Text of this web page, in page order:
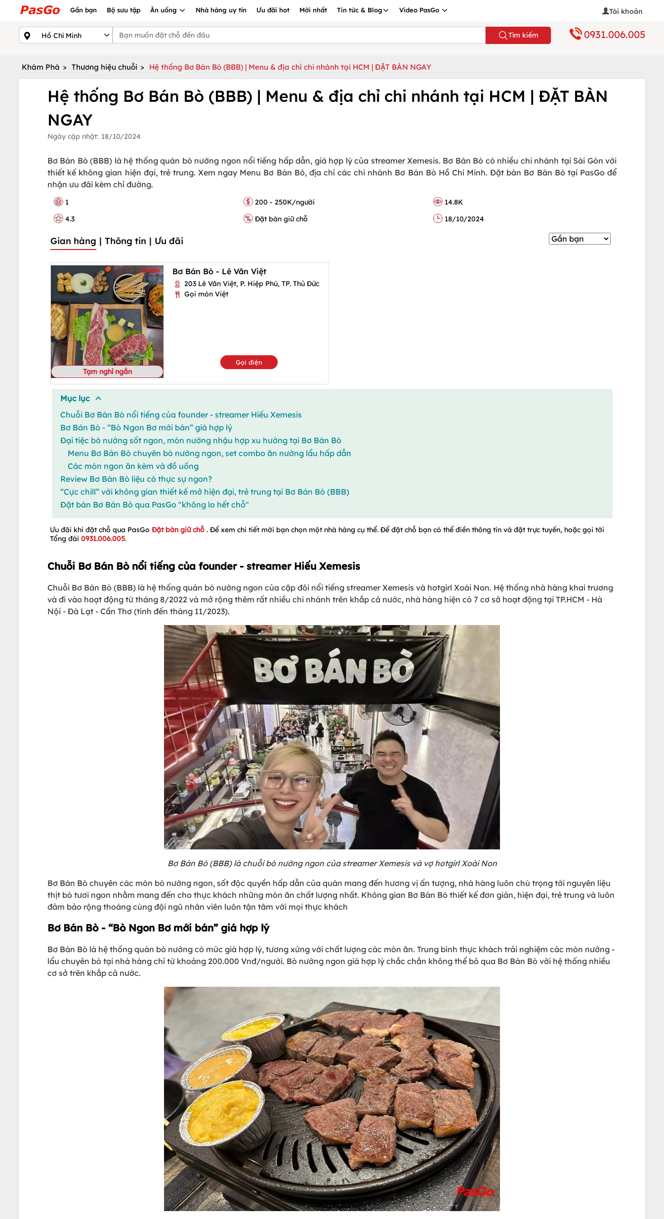
Gần bạn Bộ sưu tập Ăn uống Nhà hàng uy tín Ưu đãi hot Mới nhất Tin tức & Blog Video PasGo Tài khoản
Tìm kiếm 0931.006.005
Khám Phá > Thương hiệu chuỗi > Hệ thống Bơ Bán Bò (BBB) | Menu & địa chỉ chi nhánh tại HCM | ĐẶT BÀN NGAY
Hệ thống Bơ Bán Bò (BBB) | Menu & địa chỉ chi nhánh tại HCM | ĐẶT BÀN
NGAY
Ngày cập nhật: 18/10/2024
Bơ Bán Bò (BBB) là hệ thống quán bò nướng ngon nổi tiếng hấp dẫn, giá hợp lý của streamer Xemesis. Bơ Bán Bò có nhiều chi nhánh tại Sài Gòn với
thiết kế không gian hiện đại, trẻ trung. Xem ngay Menu Bơ Bán Bò, địa chỉ các chi nhánh Bơ Bán Bò Hồ Chí Minh. Đặt bàn Bơ Bán Bò tại PasGo để
nhận ưu đãi kèm chỉ đường.
1 200 - 250K/người
14.8K
4.3
Đặt bàn giữ chỗ 18/10/2024
Gian hàng | Thông tin | Ưu đãi
Tạm nghỉ ngắn
Bơ Bán Bò - Lê Văn Việt
203 Lê Văn Việt, P. Hiệp Phú, TP. Thủ Đức
Gọi món Việt
Gọi điện
Mục lục
Chuỗi Bơ Bán Bò nổi tiếng của founder - streamer Hiếu Xemesis
Bơ Bán Bò - “Bò Ngon Bơ mới bán” giá hợp lý
Đại tiệc bò nướng sốt ngon, món nướng nhậu hợp xu hướng tại Bơ Bán Bò
Menu Bơ Bán Bò chuyên bò nướng ngon, set combo ăn nướng lẩu hấp dẫn
Các món ngon ăn kèm và đồ uống
Review Bơ Bán Bò liệu có thực sự ngon?
“Cực chill” với không gian thiết kế mở hiện đại, trẻ trung tại Bơ Bán Bò (BBB)
Đặt bàn Bơ Bán Bò qua PasGo "không lo hết chỗ"
Ưu đãi khi đặt chỗ qua PasGo Đặt bàn giữ chỗ . Để xem chi tiết mời bạn chọn một nhà hàng cụ thể. Để đặt chỗ bạn có thể điền thông tin và đặt trực tuyến, hoặc gọi tới
Tổng đài 0931.006.005.
Chuỗi Bơ Bán Bò nổi tiếng của founder - streamer Hiếu Xemesis
Chuỗi Bơ Bán Bò (BBB) là hệ thống quán bò nướng ngon của cặp đôi nổi tiếng streamer Xemesis và hotgirl Xoài Non. Hệ thống nhà hàng khai trương
và đi vào hoạt động từ tháng 8/2022 và mở rộng thêm rất nhiều chi nhánh trên khắp cả nước, nhà hàng hiện có 7 cơ sở hoạt động tại TP.HCM - Hà
Nội - Đà Lạt - Cần Thơ (tính đến tháng 11/2023).
Bơ Bán Bò (BBB) là chuỗi bò nướng ngon của streamer Xemesis và vợ hotgirl Xoài Non
Bơ Bán Bò chuyên các món bò nướng ngon, sốt độc quyền hấp dẫn của quán mang đến hương vị ấn tượng, nhà hàng luôn chú trọng tới nguyên liệu
thịt bò tươi ngon nhằm mang đến cho thực khách những món ăn chất lượng nhất. Không gian Bơ Bán Bò thiết kế đơn giản, hiện đại, trẻ trung và luôn
đảm bảo rộng thoáng cùng đội ngũ nhân viên luôn tận tâm với mọi thực khách
Bơ Bán Bò - “Bò Ngon Bơ mới bán” giá hợp lý
Bơ Bán Bò là hệ thống quán bò nướng có mức giá hợp lý, tương xứng với chất lượng các món ăn. Trung bình thực khách trải nghiệm các món nướng -
lẩu chuyên bò tại nhà hàng chỉ từ khoảng 200.000 Vnđ/người. Bò nướng ngon giá hợp lý chắc chắn không thể bỏ qua Bơ Bán Bò với hệ thống nhiều
cơ sở trên khắp cả nước.